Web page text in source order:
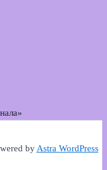
byAstra WordPress